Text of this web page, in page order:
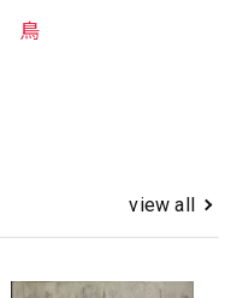
鳥
view all